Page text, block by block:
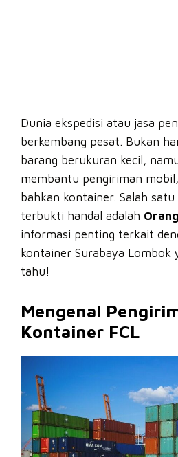
Dunia ekspedisi atau jasa
berkembang pesat. Bukan
barang berukuran kecil,
membantu pengiriman
bahkan kontainer. Salah satu
terbukti handal adalah
informasi penting terkait
kontainer Surabaya Lombok
tahu!
Mengenal
Kontainer FCL